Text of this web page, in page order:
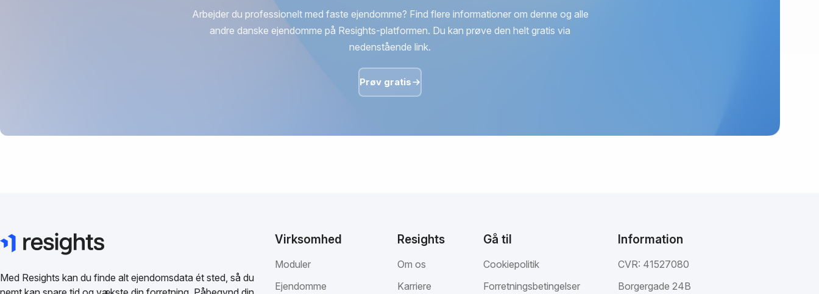
Arbejder du professionelt med faste ejendomme? Find flere informationer om denne og alle
andre danske ejendomme på Resights-platformen. Du kan prøve den helt gratis via
nedenstående link.
Prøv gratis
Med Resights kan du finde alt ejendomsdata ét sted, så du
Virksomhed
Moduler
Ejendomme
Resights
Om os
Karriere
Gå til
Cookiepolitik
Forretningsbetingelser
Information
CVR: 41527080
Borgergade 24B